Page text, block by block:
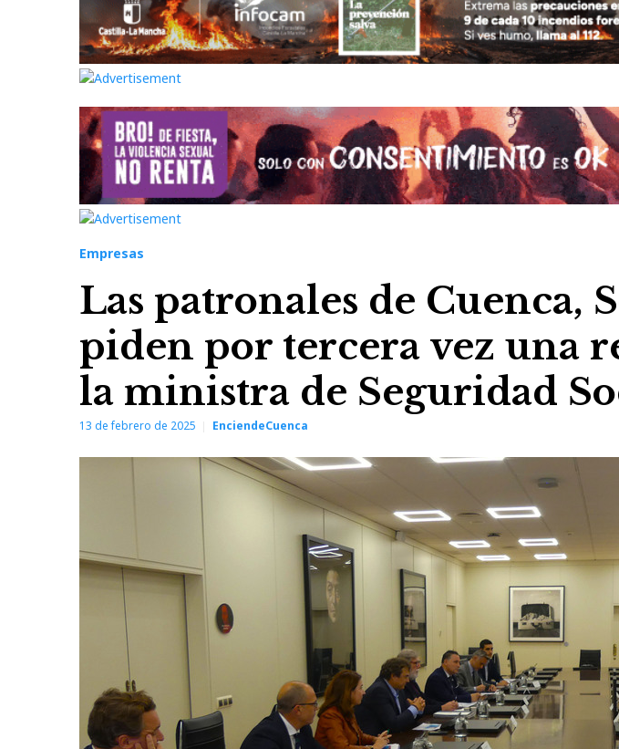
Empresas
Las patronales de Cuenca,
piden por tercera vez una
la ministra de Seguridad
13 de febrero de 2025 EnciendeCuenca